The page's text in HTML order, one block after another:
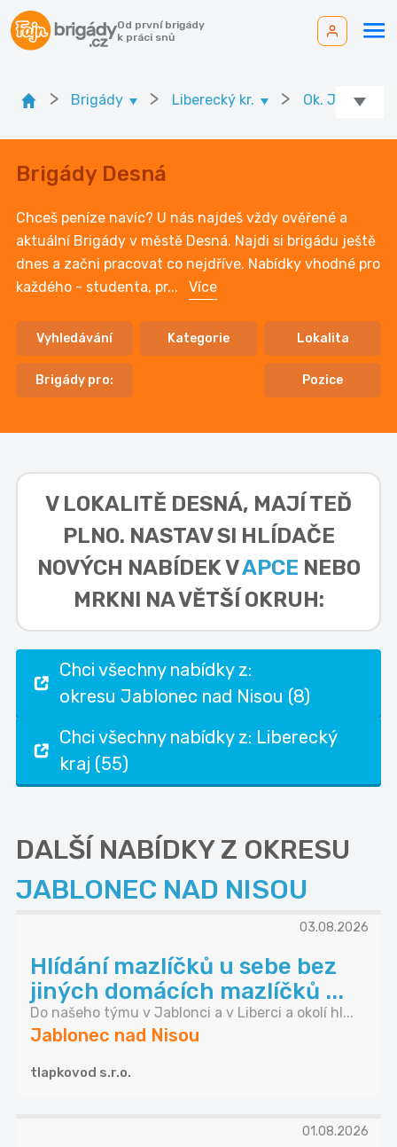
Od první brigády
k práci snů
> Brigády > Liberecký kr. > Ok. Jablonec
Brigády Desná
Chceš peníze navíc? U nás najdeš vždy ověřené a
aktuální Brigády v městě Desná. Najdi si brigádu ještě
dnes a začni pracovat co nejdříve. Nabídky vhodné pro
každého - studenta, pr... Více
Vyhledávání Kategorie Lokalita
Brigády pro: Pozice
V LOKALITĚ DESNÁ, MAJÍ TEĎ
PLNO. NASTAV SI HLÍDAČE
NOVÝCH NABÍDEK VAPCE NEBO
MRKNI NA VĚTŠÍ OKRUH:
Chci všechny nabídky z:
okresu Jablonec nad Nisou (8)
Chci všechny nabídky z: Liberecký
kraj (55)
DALŠÍ NABÍDKY Z OKRESU
JABLONEC NAD NISOU
03.08.2026
Hlídání mazlíčků u sebe bez
jiných domácích mazlíčků ...
Do našeho týmu v Jablonci a v Liberci a okolí hl...
Jablonec nad Nisou
tlapkovod s.r.o.
01.08.2026